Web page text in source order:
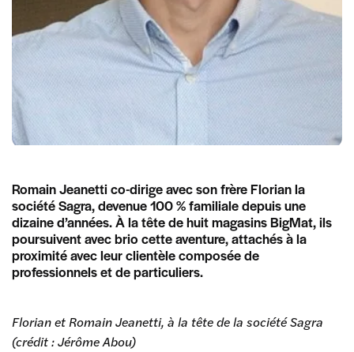
Romain Jeanetti co-dirige avec son frère Florian la
société Sagra, devenue 100 % familiale depuis une
dizaine d’années. À la tête de huit magasins BigMat, ils
poursuivent avec brio cette aventure, attachés à la
proximité avec leur clientèle composée de
professionnels et de particuliers.
Florian et Romain Jeanetti, à la tête de la société Sagra
(crédit : Jérôme Abou)